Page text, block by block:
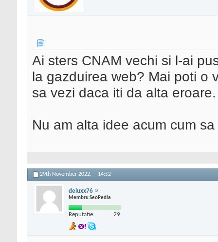
Ai sters CNAM vechi si l-ai
la gazduirea web? Mai poti o
sa vezi daca iti da alta eroare.
Nu am alta idee acum cum
29th November 2022, 14:52
deluxx76
Membru SeoPedia
Reputatie: 29